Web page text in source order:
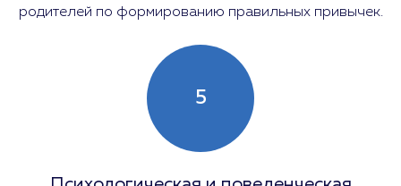
родителей по формированию правильных привычек.
5